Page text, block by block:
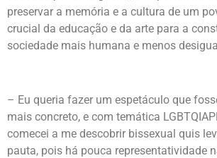
preservar a memória e a cultura de um
crucial da educação e da arte para a
sociedade mais humana e menos
– Eu queria fazer um espetáculo que
mais concreto, e com temática
comecei a me descobrir bissexual quis
pauta, pois há pouca representatividade